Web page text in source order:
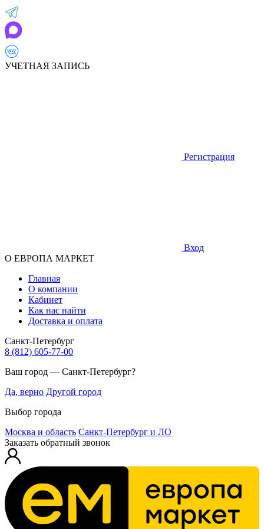
УЧЕТНАЯ ЗАПИСЬ
Регистрация
Вход
О ЕВРОПА МАРКЕТ
Главная
О компании
Кабинет
Как нас найти
Доставка и оплата
Санкт-Петербург
8 (812) 605-77-00
Ваш город — Санкт-Петербург?
Да, верно Другой город
Выбор города
Москва и область Санкт-Петербург и ЛО
Заказать обратный звонок